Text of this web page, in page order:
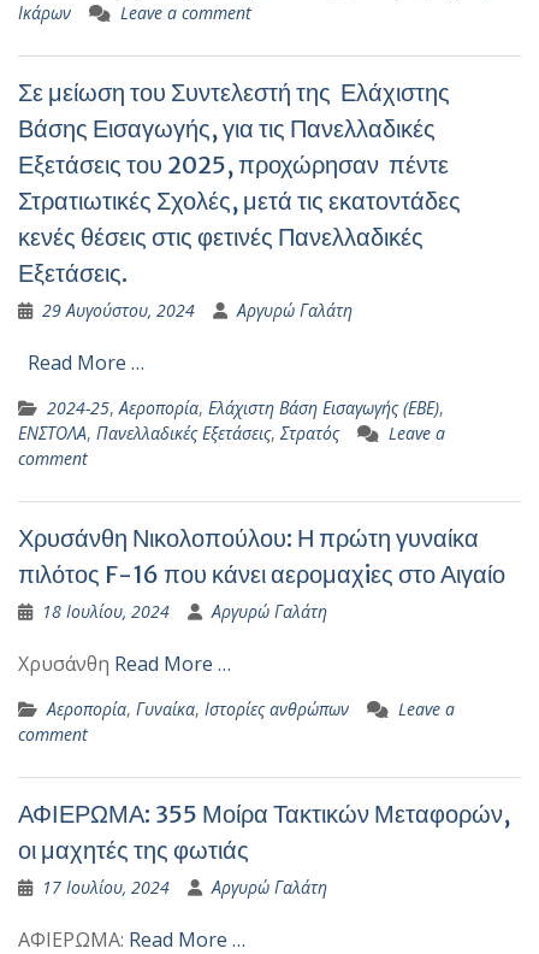
Ικάρων
Leave a comment
Σε μείωση του Συντελεστή της Ελάχιστης
Βάσης Εισαγωγής, για τις Πανελλαδικές
Εξετάσεις του 2025, προχώρησαν πέντε
Στρατιωτικές Σχολές, μετά τις εκατοντάδες
κενές θέσεις στις φετινές Πανελλαδικές
Εξετάσεις.
29 Αυγούστου, 2024 Αργυρώ Γαλάτη
Read More …
2024-25,Αεροπορία, Ελάχιστη Βάση Εισαγωγής (ΕΒΕ),
ΕΝΣΤΟΛΑ, Πανελλαδικές Εξετάσεις,Στρατός
Leave a
comment
Χρυσάνθη Νικολοπούλου: Η πρώτη γυναίκα
πιλότος F-16 που κάνει αερομαχiες στο Αιγαίο
18 Ιουλίου, 2024 Αργυρώ Γαλάτη
Χρυσάνθη Read More …
Αεροπορία, Γυναίκα, Ιστορίες ανθρώπων
Leave a
comment
ΑΦΙΕΡΩΜΑ: 355 Μοίρα Τακτικών Μεταφορών,
οι μαχητές της φωτιάς
17 Ιουλίου, 2024 Αργυρώ Γαλάτη
ΑΦΙΕΡΩΜΑ: Read More …